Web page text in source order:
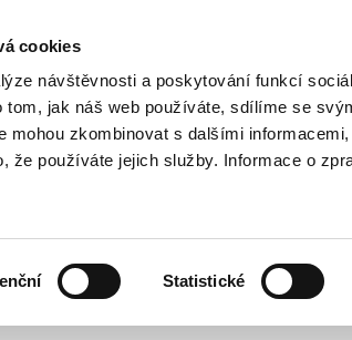
cookies
návštěvnosti a poskytování funkcí
tom, jak náš web používáte, sdílíme se
mohou zkombinovat s dalšími
že používáte jejich služby. Informace o
Statistické
Vyhledat
submenu
Zprávy MF pro obce a kraje Zprávy MF -